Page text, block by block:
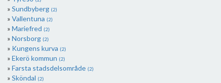
Sundbyberg (2)
Vallentuna (2)
Mariefred (2)
Norsborg (2)
Kungens kurva (2)
Ekerö kommun (2)
Farsta stadsdelsområde (2)
Sköndal (2)